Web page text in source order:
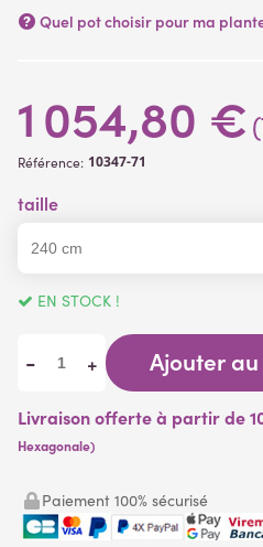
Quel pot choisir pour ma
1 054,80 €
Référence: 10347-71
taille
EN STOCK !
- + Ajouter
Livraison offerte à partir de
Hexagonale)
Paiement 100% sécurisé